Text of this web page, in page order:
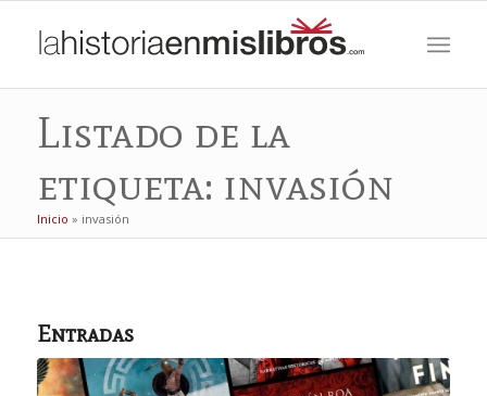
Listado de la
etiqueta: invasión
Inicio » invasión
Entradas